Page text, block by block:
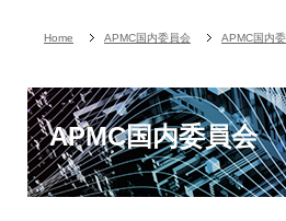
Home APMC国内委員会 APMC国内
APMC国内委員会